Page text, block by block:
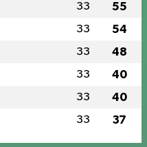
33 55
33 54
33 48
33 40
33 40
33 37